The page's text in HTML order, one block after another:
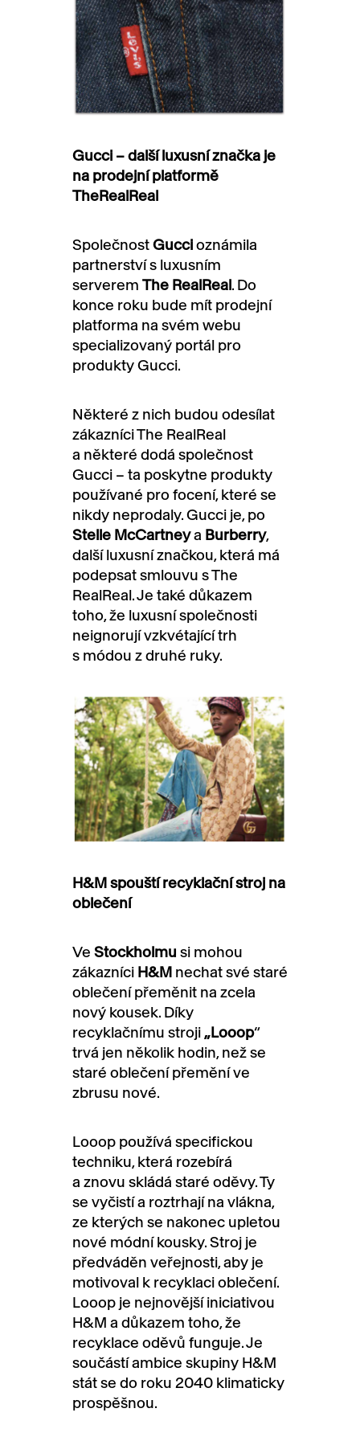
Gucci – další luxusní značka je
na prodejní platformě
TheRealReal
SpolečnostGuccioznámila
partnerství s luxusním
serverem The RealReal. Do
konce roku bude mít prodejní
platforma na svém webu
specializovaný portál pro
produkty Gucci.
Některé z nich budou odesílat
zákazníci The RealReal
a některé dodá společnost
Gucci – ta poskytne produkty
používané pro focení, které se
nikdy neprodaly. Gucci je, po
Stelle McCartneya Burberry,
další luxusní značkou, která má
podepsat smlouvu s The
RealReal. Je také důkazem
toho, že luxusní společnosti
neignorují vzkvétající trh
s módou z druhé ruky.
H&M spouští recyklační stroj na
oblečení
Ve Stockholmu si mohou
zákazníci H&M nechat své staré
oblečení přeměnit na zcela
nový kousek. Díky
recyklačnímu stroji„Looop“
trvá jen několik hodin, než se
staré oblečení přemění ve
zbrusu nové.
Looop používá specifickou
techniku, která rozebírá
a znovu skládá staré oděvy. Ty
se vyčistí a roztrhají na vlákna,
ze kterých se nakonec upletou
nové módní kousky. Stroj je
předváděn veřejnosti, aby je
motivoval k recyklaci oblečení.
Looop je nejnovější iniciativou
H&M a důkazem toho, že
recyklace oděvů funguje. Je
součástí ambice skupiny H&M
stát se do roku 2040 klimaticky
prospěšnou.